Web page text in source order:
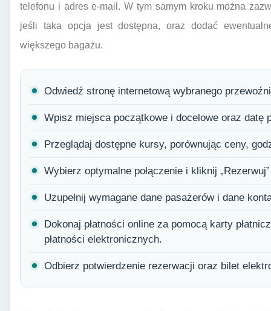
telefonu i adres e-mail. W tym samym kroku można
jeśli taka opcja jest dostępna, oraz dodać
większego bagażu.
Odwiedź stronę internetową wybranego
Wpisz miejsca początkowe i docelowe oraz datę
Przeglądaj dostępne kursy, porównując ceny,
Wybierz optymalne połączenie i kliknij
Uzupełnij wymagane dane pasażerów i dane
Dokonaj płatności online za pomocą karty
płatności elektronicznych.
Odbierz potwierdzenie rezerwacji oraz bilet